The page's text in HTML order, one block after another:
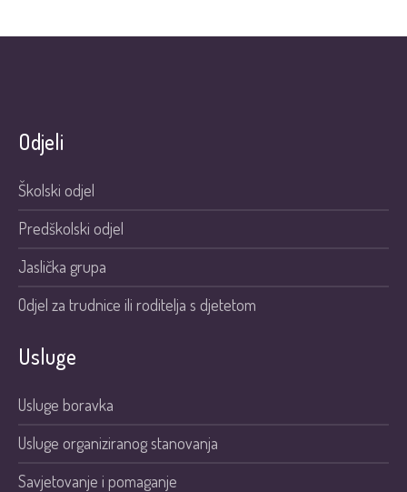
Odjeli
Školski odjel
Predškolski odjel
Jaslička grupa
Odjel za trudnice ili roditelja s djetetom
Usluge
Usluge boravka
Usluge organiziranog stanovanja
Savjetovanje i pomaganje